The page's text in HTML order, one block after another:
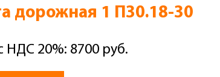
дорожная 1 П30.18-30
НДС 20%: 8700 руб.